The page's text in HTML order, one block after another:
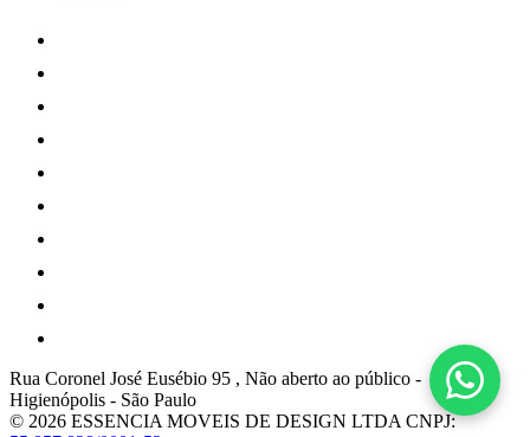
Rua Coronel José Eusébio 95 , Não aberto ao público -
Higienópolis - São Paulo
© 2026 ESSENCIA MOVEIS DE DESIGN LTDA CNPJ: